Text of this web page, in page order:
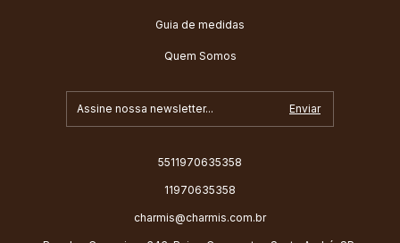
Guia de medidas
Quem Somos
5511970635358
11970635358
charmis@charmis.com.br